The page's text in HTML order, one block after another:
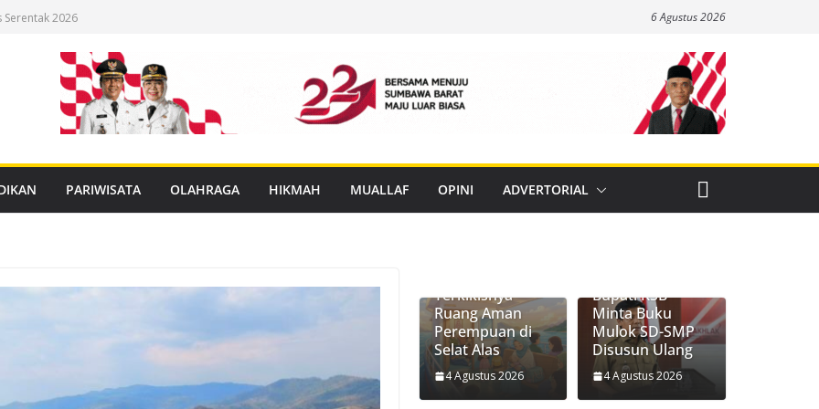
Serentak 2026
E-Voting
Pakirum
6 Agustus 2026
PARIWISATA OLAHRAGA HIKMAH MUALLAF OPINI ADVERTORIAL
Terkikisnya
Ruang Aman
Perempuan di
Selat Alas
4 Agustus 2026
Bupati KSB
Minta Buku
Mulok SD-SMP
Disusun Ulang
4 Agustus 2026